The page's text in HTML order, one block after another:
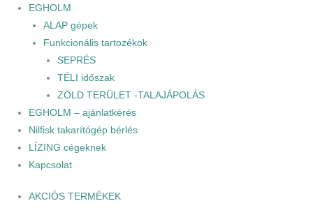
EGHOLM
ALAP gépek
Funkcionális tartozékok
SEPRÉS
TÉLI időszak
ZÖLD TERÜLET -TALAJÁPOLÁS
EGHOLM – ajánlatkérés
Nilfisk takarítógép bérlés
LÍZING cégeknek
Kapcsolat
AKCIÓS TERMÉKEK